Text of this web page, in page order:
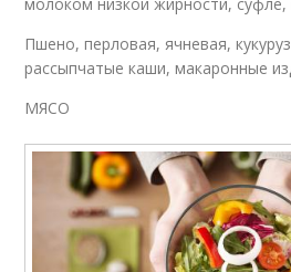
Пшено, перловая, ячневая,
рассыпчатые каши, макаронные
МЯСО